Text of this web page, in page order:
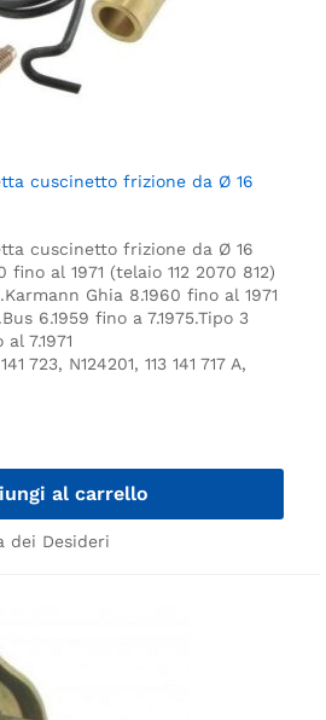
cuscinetto frizione da Ø 16
cuscinetto frizione da Ø 16
fino al 1971 (telaio 112 2070 812)
Karmann Ghia 8.1960 fino al 1971
Bus 6.1959 fino a 7.1975.Tipo 3
7.1971
141 723, N124201, 113 141 717 A,
al carrello
dei Desideri